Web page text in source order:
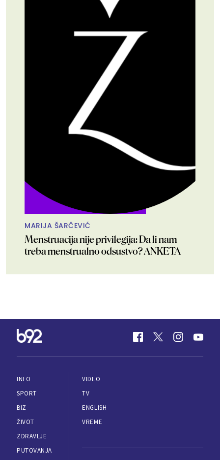
MARIJA ŠARČEVIĆ
Menstruacija nije privilegija: Da li nam
treba menstrualno odsustvo? ANKETA
INFO
SPORT
BIZ
ŽIVOT
ZDRAVLJE
PUTOVANJA
VIDEO
TV
ENGLISH
VREME